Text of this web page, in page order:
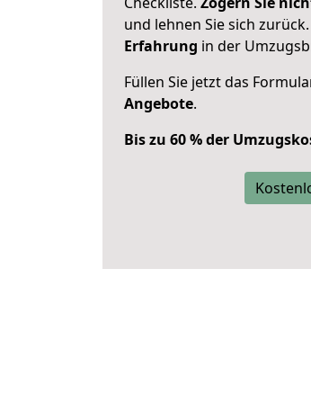
und lehnen Sie sich zurück.
Erfahrung in der
Füllen Sie jetzt das
Angebote.
Bis zu 60 % der